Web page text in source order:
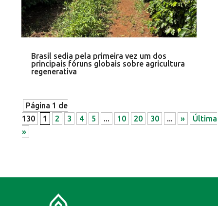
Brasil sedia pela primeira vez um dos
principais fóruns globais sobre agricultura
regenerativa
Página 1 de
130
1 2 3 4 5 ... 10 20 30 ... »
Última
»